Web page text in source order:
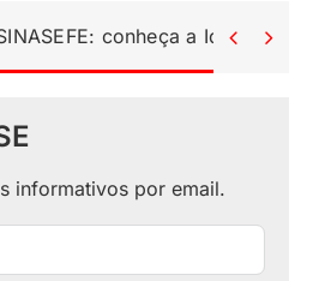
conheça a  
informativos por email.